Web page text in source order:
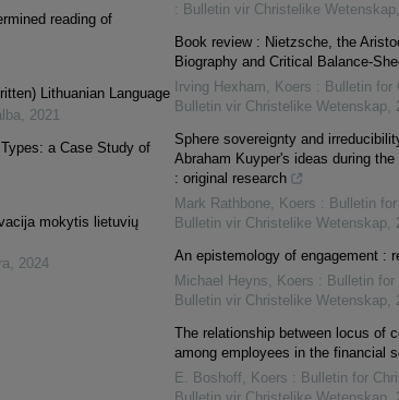
reading of
Lithuanian Language
, 2021
a Case Study of
mokytis lietuvių
, 2024
: Bulletin vir Christelike Wetenskap,
Book review : Nietzsche, the
Biography and Critical Balance-
Irving Hexham, Koers : Bulletin for
Bulletin vir Christelike Wetenskap,
Sphere sovereignty and
Abraham Kuyper's ideas during
: original research
Mark Rathbone, Koers : Bulletin
Bulletin vir Christelike Wetenskap,
An epistemology of engagement :
Michael Heyns, Koers : Bulletin
Bulletin vir Christelike Wetenskap,
The relationship between locus of
among employees in the financial
E. Boshoff, Koers : Bulletin for